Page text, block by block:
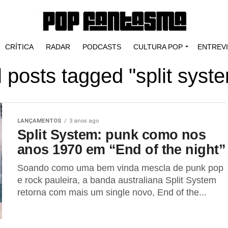
CRÍTICA RADAR PODCASTS CULTURA POP
posts tagged "split
LANÇAMENTOS 3 anos ago
Split System: punk como nos
anos 1970 em “End of the night”
Soando como uma bem vinda mescla de punk pop
e rock pauleira, a banda australiana Split System
retorna com mais um single novo, End of the...